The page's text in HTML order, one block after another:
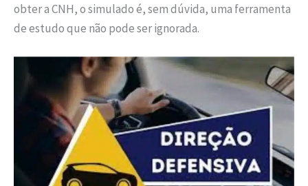
obter a CNH, o simulado é, sem dúvida, uma ferramenta
de estudo que não pode ser ignorada.